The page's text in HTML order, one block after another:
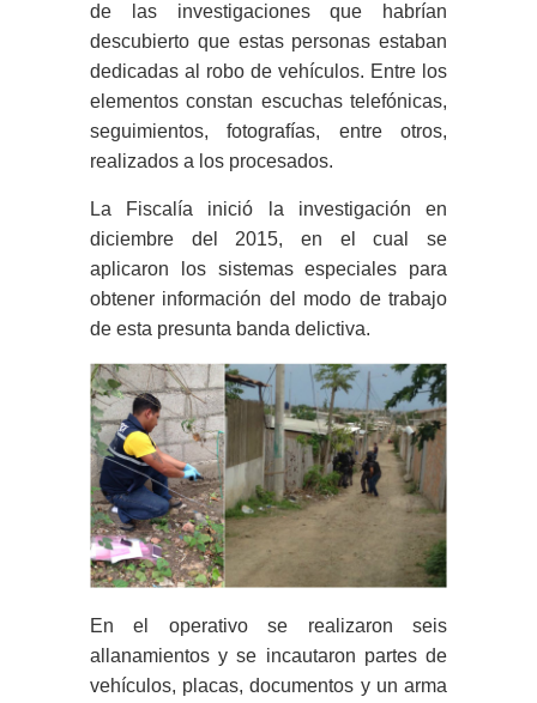
de las investigaciones que habrían
descubierto que estas personas estaban
dedicadas al robo de vehículos. Entre los
elementos constan escuchas telefónicas,
seguimientos, fotografías, entre otros,
realizados a los procesados.
La Fiscalía inició la investigación en
diciembre del 2015, en el cual se
aplicaron los sistemas especiales para
obtener información del modo de trabajo
de esta presunta banda delictiva.
En el operativo se realizaron seis
allanamientos y se incautaron partes de
vehículos, placas, documentos y un arma